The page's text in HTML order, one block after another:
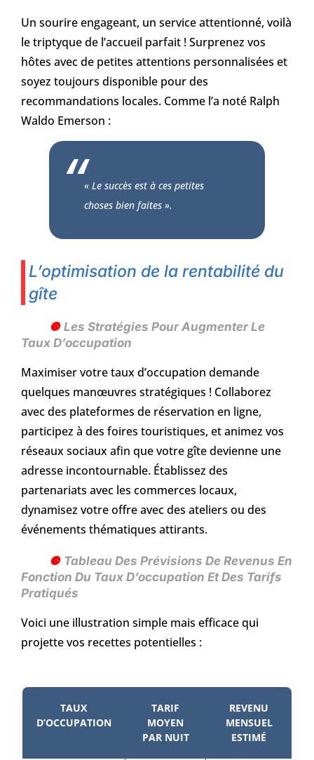
Un sourire engageant, un service attentionné, voilà
le triptyque de l’accueil parfait ! Surprenez vos
hôtes avec de petites attentions personnalisées et
soyez toujours disponible pour des
recommandations locales. Comme l’a noté Ralph
Waldo Emerson :
« Le succès est à ces petites
choses bien faites ».
L’optimisation de la rentabilité du
gîte
Les Stratégies Pour Augmenter Le
Taux D’occupation
Maximiser votre taux d’occupation demande
quelques manœuvres stratégiques ! Collaborez
avec des plateformes de réservation en ligne,
participez à des foires touristiques, et animez vos
réseaux sociaux afin que votre gîte devienne une
adresse incontournable. Établissez des
partenariats avec les commerces locaux,
dynamisez votre offre avec des ateliers ou des
événements thématiques attirants.
Tableau Des Prévisions De Revenus En
Fonction Du Taux D’occupation Et Des Tarifs
Pratiqués
Voici une illustration simple mais efficace qui
projette vos recettes potentielles :
TAUX
D’OCCUPATION
TARIF
MOYEN
PAR NUIT
REVENU
MENSUEL
ESTIMÉ